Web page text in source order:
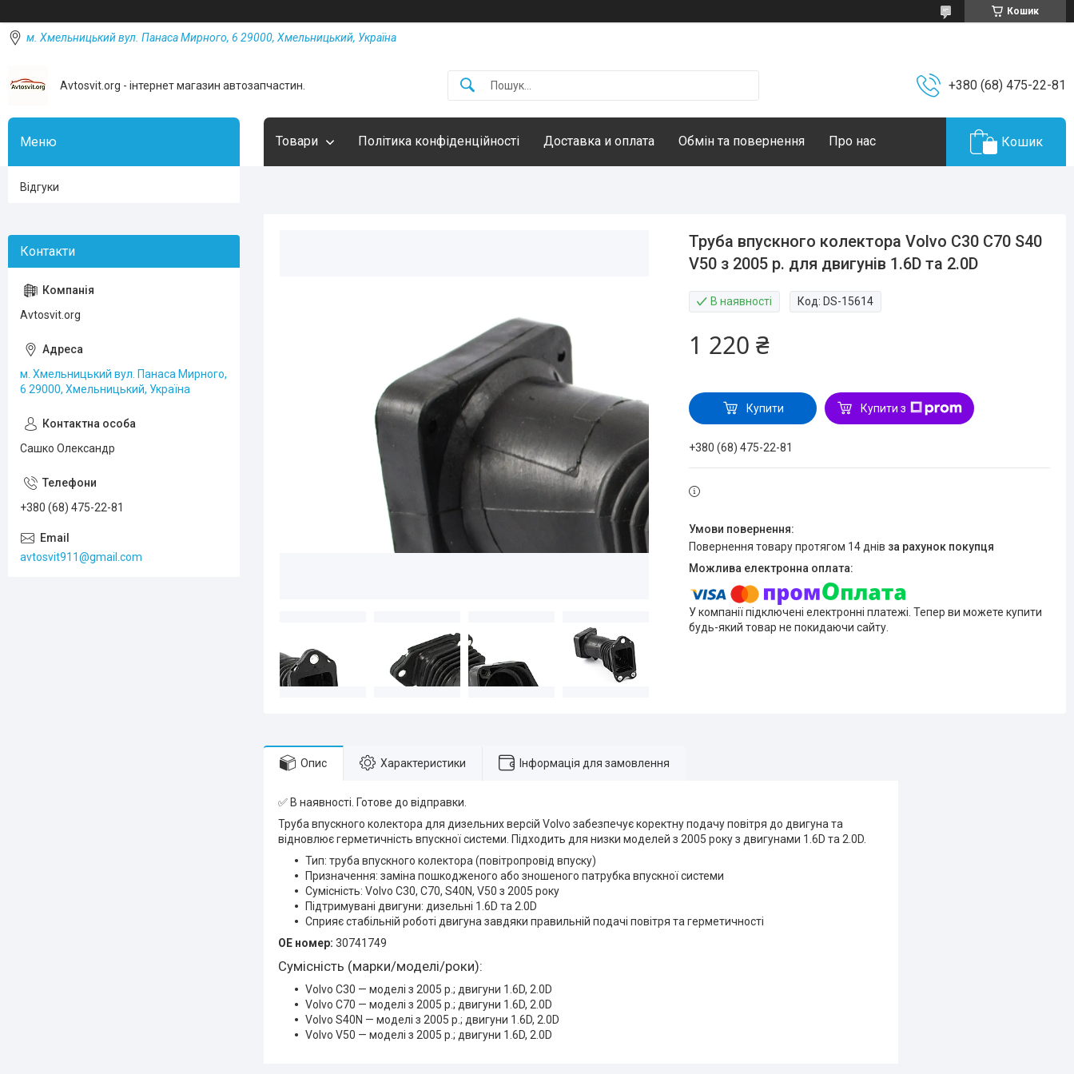
Кошик
м. Хмельницький вул. Панаса Мирного, 6 29000, Хмельницький, Україна
Avtosvit.org - інтернет магазин автозапчастин. +380 (68) 475-22-81
Товари Політика конфіденційності Доставка и оплата Обмін та повернення Про нас Кошик
Труба впускного колектора Volvo C30 C70 S40
V50 з 2005 р. для двигунів 1.6D та 2.0D
В наявності Код: DS-15614
1 220 ₴
Купити Купити з
+380 (68) 475-22-81
повернення товару протягом 14 днів за рахунок покупця
У компанії підключені електронні платежі. Тепер ви можете купити
будь-який товар не покидаючи сайту.
Опис Характеристики Інформація для замовлення
✅ В наявності. Готове до відправки.
Труба впускного колектора для дизельних версій Volvo забезпечує коректну подачу повітря до двигуна та
відновлює герметичність впускної системи. Підходить для низки моделей з 2005 року з двигунами 1.6D та 2.0D.
Тип: труба впускного колектора (повітропровід впуску)
Призначення: заміна пошкодженого або зношеного патрубка впускної системи
Сумісність: Volvo C30, C70, S40N, V50 з 2005 року
Підтримувані двигуни: дизельні 1.6D та 2.0D
Сприяє стабільній роботі двигуна завдяки правильній подачі повітря та герметичності
OE номер: 30741749
Сумісність (марки/моделі/роки):
Volvo C30 — моделі з 2005 р.; двигуни 1.6D, 2.0D
Volvo C70 — моделі з 2005 р.; двигуни 1.6D, 2.0D
Volvo S40N — моделі з 2005 р.; двигуни 1.6D, 2.0D
Volvo V50 — моделі з 2005 р.; двигуни 1.6D, 2.0D
Відгуки
Avtosvit.org
м. Хмельницький вул. Панаса Мирного,
6 29000, Хмельницький, Україна
Сашко Олександр
+380 (68) 475-22-81
avtosvit911@gmail.com